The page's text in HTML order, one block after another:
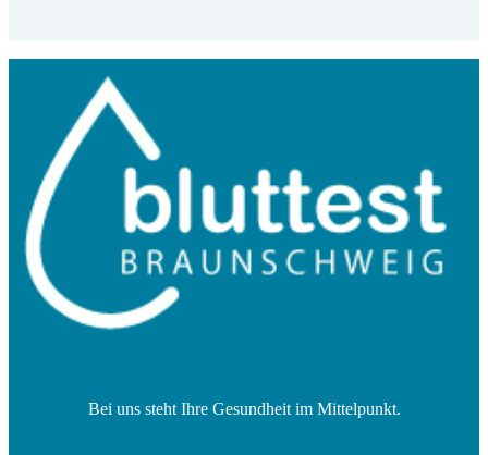
Bei uns steht Ihre Gesundheit im Mittelpunkt.